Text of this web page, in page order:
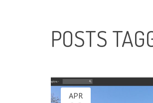
POSTS
APR